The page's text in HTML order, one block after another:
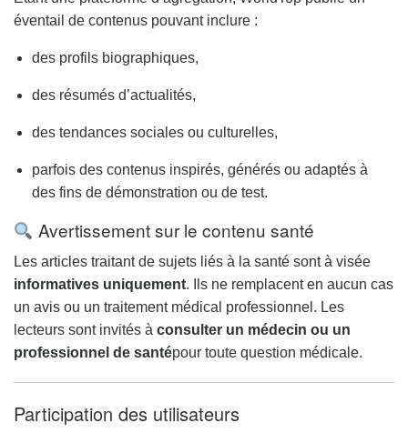
éventail de contenus pouvant inclure :
des profils biographiques,
des résumés d’actualités,
des tendances sociales ou culturelles,
parfois des contenus inspirés, générés ou adaptés à
des fins de démonstration ou de test.
Avertissement sur le contenu santé
Les articles traitant de sujets liés à la santé sont à visée
informatives uniquement. Ils ne remplacent en aucun cas
un avis ou un traitement médical professionnel. Les
lecteurs sont invités àconsulter un médecin ou un
professionnel de santépour toute question médicale.
Participation des utilisateurs